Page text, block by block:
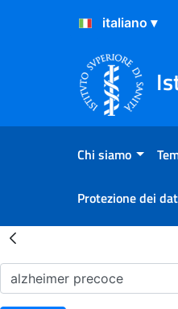
Salta al Contenuto
Salta al Footer
Chi siamo
Protezione dei
Risultati